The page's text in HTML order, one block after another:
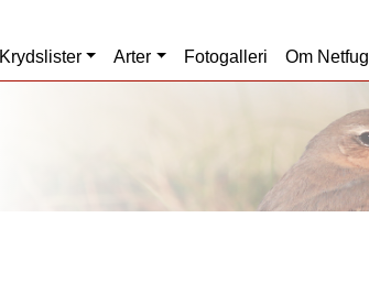
Krydslister Arter Fotogalleri Om Netfugl